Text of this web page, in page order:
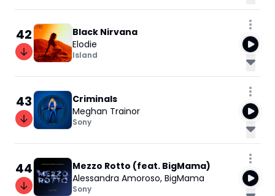
42
Black Nirvana
Elodie
Island
43
Criminals
Meghan Trainor
Sony
44
Mezzo Rotto (feat. BigMama)
Alessandra Amoroso, BigMama
Sony